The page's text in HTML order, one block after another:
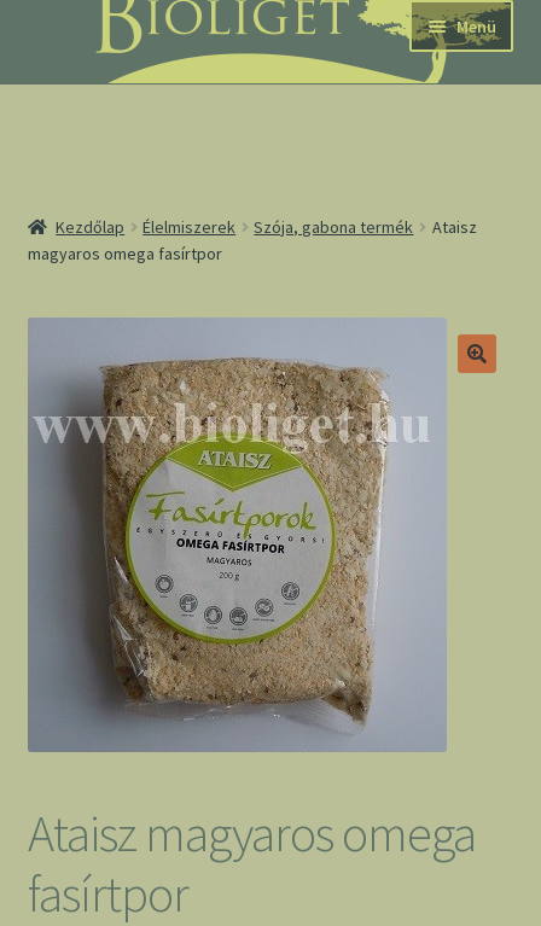
navigációhoz
tartalomba
Menü
Kezdőlap Élelmiszerek Szója, gabona termék
Ataisz
magyaros omega fasírtpor
Ataisz magyaros omega
fasírtpor